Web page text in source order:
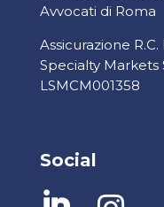
Avvocati di Roma
Assicurazione
Specialty Markets
LSMCM001358
Social